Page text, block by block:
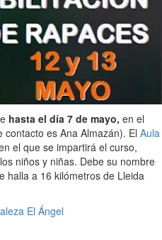
hasta el día 7 de mayo, en el
es Ana Almazán). El Aula
el que se impartirá el curso,
niños y niñas. Debe su nombre
halla a 16 kilómetros de Lleida
El Ángel